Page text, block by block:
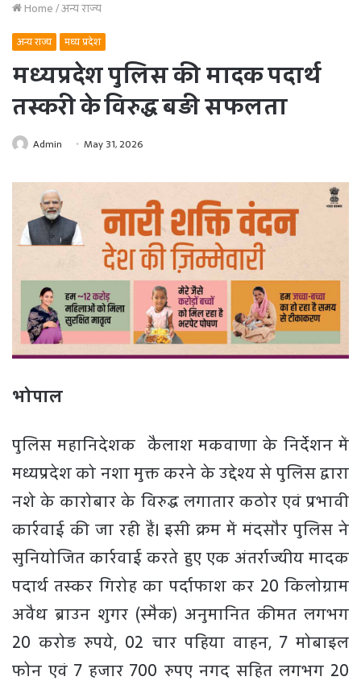
Home/अन्य राज्य
अन्य राज्य मध्य प्रदेश
मध्यप्रदेश पुलिस की मादक पदार्थ
तस्करी के विरुद्ध बड़ी सफलता
Admin May 31, 2026
भोपाल
पुलिस महानिदेशक कैलाश मकवाणा के निर्देशन में
मध्यप्रदेश को नशा मुक्त करने के उद्देश्य से पुलिस द्वारा
नशे के कारोबार के विरुद्ध लगातार कठोर एवं प्रभावी
कार्रवाई की जा रही हैं। इसी क्रम में मंदसौर पुलिस ने
सुनियोजित कार्रवाई करते हुए एक अंतर्राज्यीय मादक
पदार्थ तस्कर गिरोह का पर्दाफाश कर 20 किलोग्राम
अवैध ब्राउन शुगर (स्मैक) अनुमानित कीमत लगभग
20 करोड़ रुपये, 02 चार पहिया वाहन, 7 मोबाइल
फोन एवं 7 हजार 700 रुपए नगद सहित लगभग 20